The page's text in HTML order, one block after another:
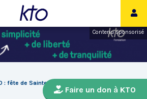
Contenu sponsorisé
: fête de Sainte Marie Mère de Dieu, et
Faire un don à KTO